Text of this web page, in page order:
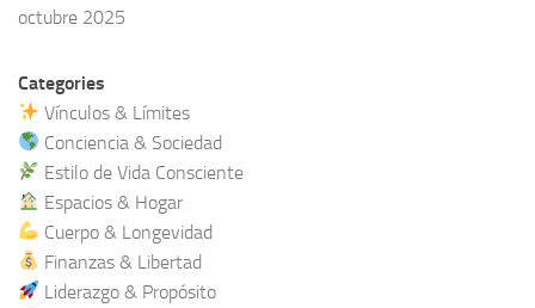
octubre 2025
Categories
Vínculos & Límites
Conciencia & Sociedad
Estilo de Vida Consciente
Espacios & Hogar
Cuerpo & Longevidad
Finanzas & Libertad
Liderazgo & Propósito